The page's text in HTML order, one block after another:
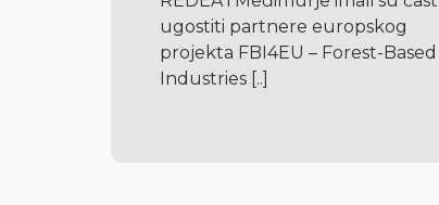
ugostiti partnere europskog
projekta FBI4EU – Forest-Based
Industries [..]